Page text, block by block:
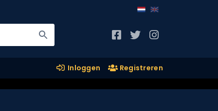
Inloggen Registreren